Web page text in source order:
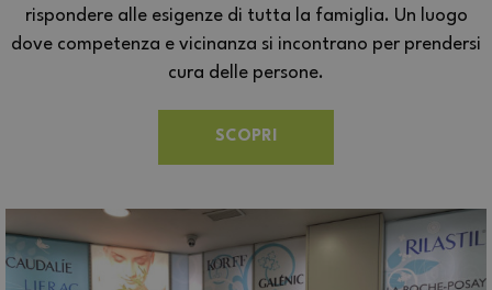
rispondere alle esigenze di tutta la famiglia. Un luogo
dove competenza e vicinanza si incontrano per prendersi
cura delle persone.
SCOPRI